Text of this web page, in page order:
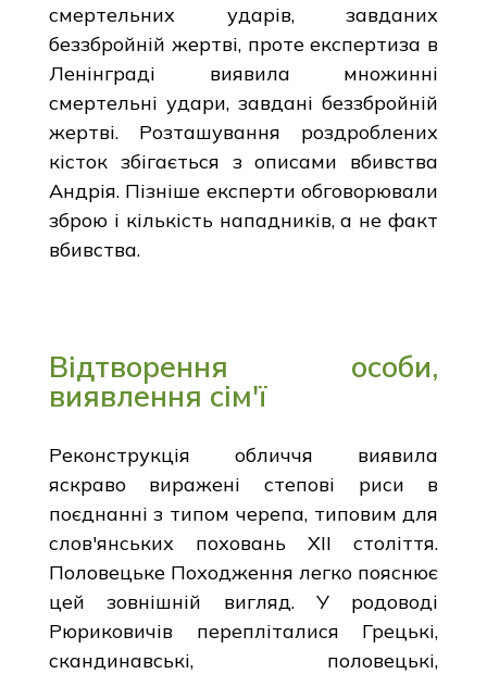
смертельних ударів, завданих
беззбройній жертві, проте експертиза в
Ленінграді виявила множинні
смертельні удари, завдані беззбройній
жертві. Розташування роздроблених
кісток збігається з описами вбивства
Андрія. Пізніше експерти обговорювали
зброю і кількість нападників, а не факт
вбивства.
Відтворення особи,
виявлення сім'ї
Реконструкція обличчя виявила
яскраво виражені степові риси в
поєднанні з типом черепа, типовим для
слов'янських поховань XII століття.
Половецьке Походження легко пояснює
цей зовнішній вигляд. У родоводі
Рюриковичів перепліталися Грецькі,
скандинавські, половецькі,